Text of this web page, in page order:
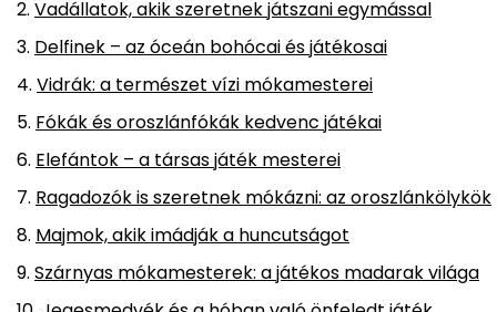
Vadállatok, akik szeretnek játszani egymással
Delfinek – az óceán bohócai és játékosai
Vidrák: a természet vízi mókamesterei
Fókák és oroszlánfókák kedvenc játékai
Elefántok – a társas játék mesterei
Ragadozók is szeretnek mókázni: az oroszlánkölykök
Majmok, akik imádják a huncutságot
Szárnyas mókamesterek: a játékos madarak világa